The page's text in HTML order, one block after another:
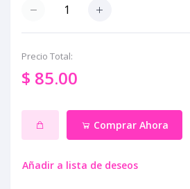
Precio Total:
$ 85.00
Comprar Ahora
Añadir a lista de deseos